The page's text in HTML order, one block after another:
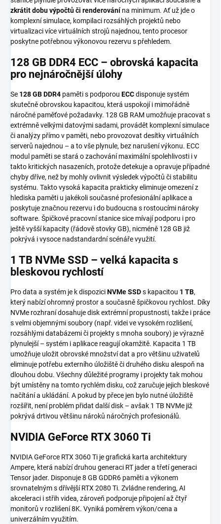
zkrátit dobu výpočtů či renderovánína minimum. Ať už jde o
komplexní simulace, kompilaci rozsáhlých projek­tů nebo
virtualizaci více virtuálních strojů najednou, tento procesor
poskytne potřebnou výkonovou rezervu s přehledem.
128 GB DDR4 ECC – obrovská kapacita
pro nejnáročnější úlohy
Se 128 GB DDR4 paměti s podporou ECCdisponuje systém
skutečně obrovskou kapacitou, která uspokojí i mimořádně
náročné paměťové požadavky. 128 GB RAM umožňuje pracovat s
extrémně velkými datovými sadami, provádět komplexní simulace
či analýzy přímo v paměti, nebo provozovat desítky virtuálních
serverů najednou – a to vše plynule, bez narušení výkonu. ECC
modul paměti se stará o zachování maximální spolehlivosti i v
takto kritických nasazeních, protože detekuje a opravuje případné
chyby dříve, než by mohly ovlivnit výsledek výpočtů či stabilitu
systému. Takto vysoká kapacita prakticky eliminuje omezení z
hlediska paměti u jakékoli současné profesionální aplikace a
poskytuje značnou rezervu i do budoucna s rostoucími nároky
software. Špičkové pracovní stanice sice mívají podporu i pro
ještě vyšší kapacity (řádově stovky GB), nicméně 128 GB již
pokrývá i vysoce nadstandardní scénáře využití.
1 TB NVMe SSD – velká kapacita s
bleskovou rychlostí
Pro data a systém je k dispoziciNVMe SSDs kapacitou 1 TB,
který nabízí ohromný prostor a současně špičkovou rychlost. Díky
NVMe rozhraní dosahuje disk extrémní propustnosti, takže i práce
s velmi objemnými soubory (např. videi ve vysokém rozlišení,
rozsáhlými databázemi či projekty s mnoha soubory) je výrazně
plynulejší – systém i aplikace reagují okamžitě. Kapacita 1 TB
umožňuje uložit obrovské množství dat a pro většinu uživatelů
eliminuje potřebu externího úložiště či druhého disku alespoň na
dlouhou dobu. Všechny důležité programy i projekty tak mohou
být umístěny na tomto rychlém disku, což zaručuje jejich bleskové
načítání a ukládání. A pokud by přece jen bylo nutné úložiště
rozšířit, není problém přidat další disk – avšak 1 TB NVMe již
pokrývá drtivou většinu nároků náročných profesionálů.
NVIDIA GeForce RTX 3060 Ti
NVIDIA GeForce RTX 3060 Ti je grafická karta architektury
Ampere, která nabízí druhou generaci RT jader a třetí generaci
Tensor jader. Disponuje 8 GB GDDR6 paměti a výkonem
srovnatelným s dřívější RTX 2080 Ti. Zvládne rendering, AI
akceleraci i střih videa, zároveň podporuje připojení až čtyř
monitorů v rozlišení 8K. Vyniká poměrem výkon/cena a
univerzálním využitím.